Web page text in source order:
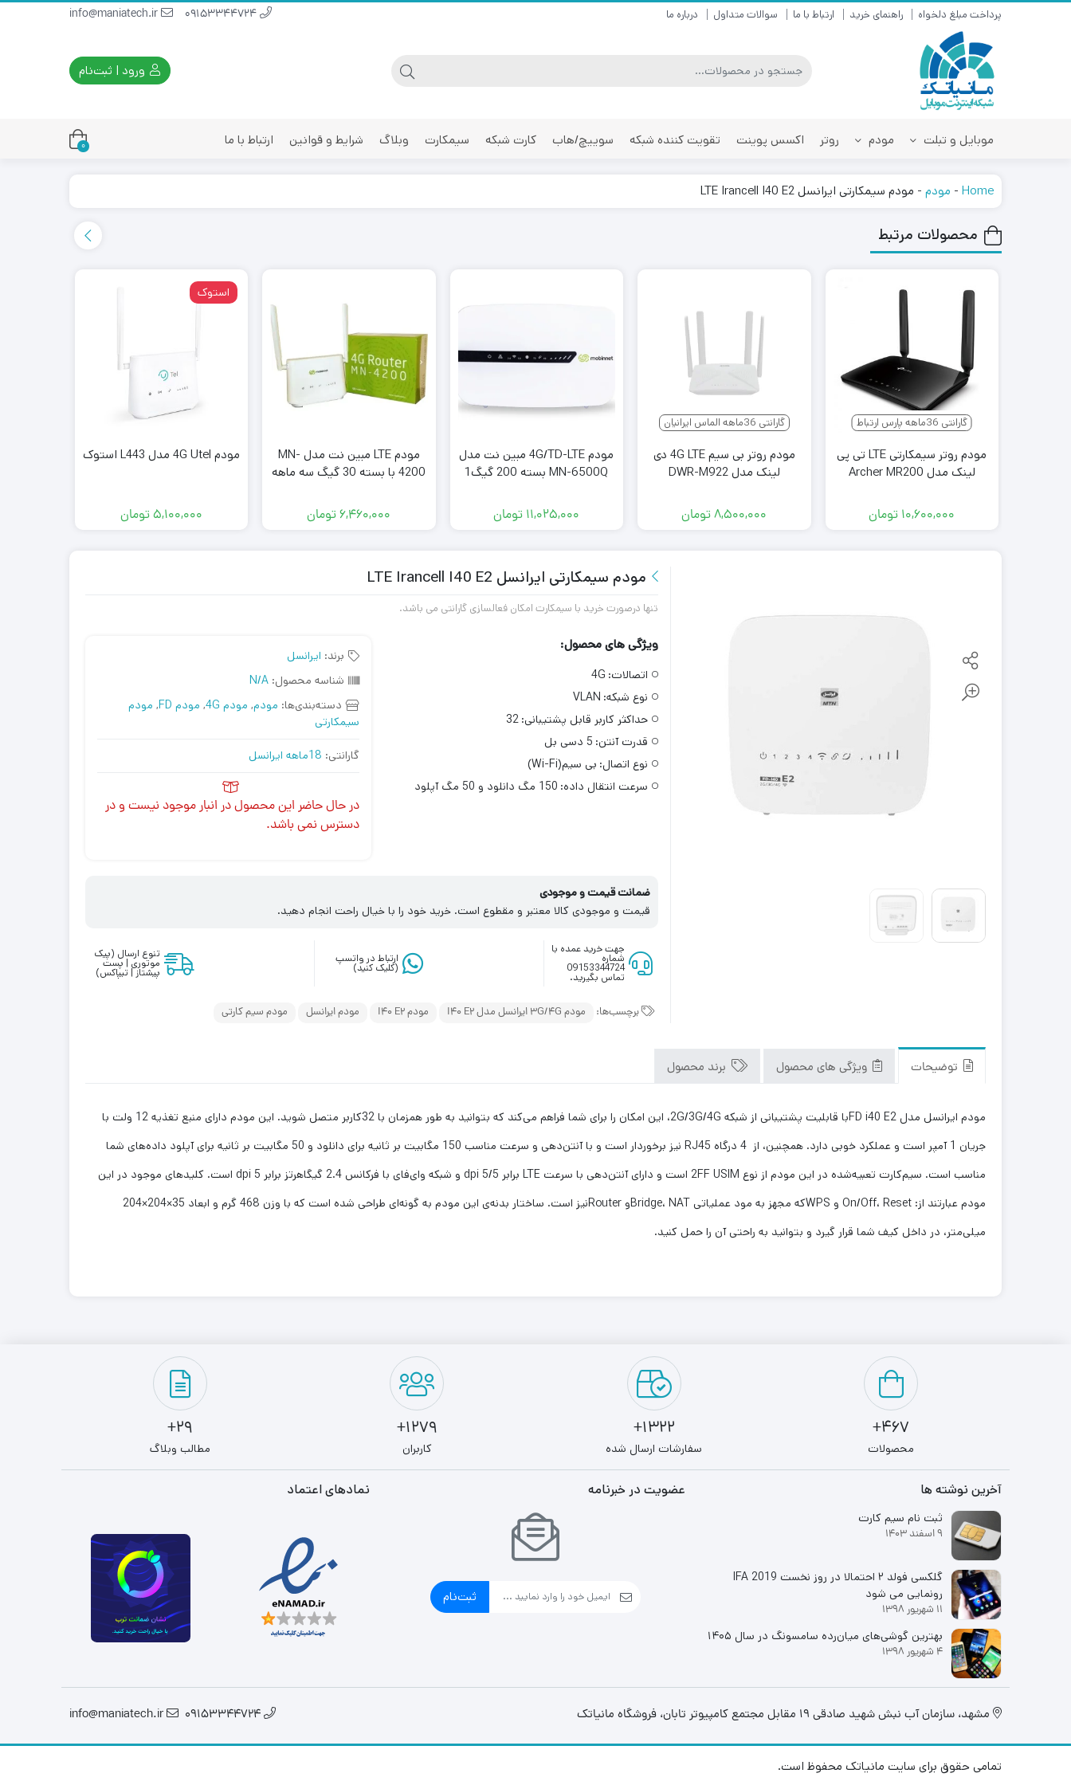
پرداخت مبلغ دلخواه راهنمای خرید ارتباط با ما سوالات متداول درباره ما
ورود | ثبت‌نام
موبایل و تبلت مودم روتر اکسس پوینت تقویت کننده شبکه سوییچ/هاب کارت شبکه سیمکارت وبلاگ شرایط و قوانین ارتباط با ما 0
Home
- مودم - مودم سیمکارتی ایرانسل LTE Irancell I40 E2
محصولات مرتبط
گارانتی 36ماهه پارس ارتباط
مودم روتر سیمکارتی LTE تی پی
لینک مدل Archer MR200
۱۰,۶۰۰,۰۰۰ تومان
گارانتی 36ماهه الماس ایرانیان
مودم روتر بی سیم 4G LTE دی
لینک مدل DWR-M922
۸,۵۰۰,۰۰۰تومان
مودم 4G/TD-LTE مبین نت مدل
MN-6500Q بسته 200 گیگ1
۱۱,۰۲۵,۰۰۰ تومان
مودم LTE مبین نت مدل MN-
4200 با بسته 30 گیگ سه ماهه
۶,۴۶۰,۰۰۰تومان
استوک
مودم 4G Utel مدل L443 استوک
۵,۱۰۰,۰۰۰تومان
مودم سیمکارتی ایرانسل LTE Irancell I40 E2
تنها درصورت خرید با سیمکارت امکان فعالسازی گارانتی می باشد.
ویژگی های محصول:
اتصالات: 4G
نوع شبکه: VLAN
حداکثر کاربر قابل پشتیبانی: 32
قدرت آنتن: 5 دسی بل
نوع اتصال: بی سیم(Wi-Fi)
سرعت انتقال داده: 150 مگ دانلود و 50 مگ آپلود
برند: ایرانسل
شناسه محصول: N/A
دسته‌بندی‌ها: مودم, مودم 4G , مودم FD , مودم
سیمکارتی
گارانتی: 18ماهه ایرانسل
در حال حاضر این محصول در انبار موجود نیست و در
دسترس نمی باشد.
ضمانت قیمت و موجودی
قیمت و موجودی کالا معتبر و مقطوع است. خرید خود را با خیال راحت انجام دهید.
جهت خرید عمده با
شماره
09153344724
تماس بگیرید.
ارتباط در واتسپ
(کلیک کنید)
تنوع ارسال (پیک
موتوری | پست
پیشتاز | تیپاکس)
برچسب‌ها: مودم 3G/4G ایرانسل مدل I40 E2 مودم I40 E2 مودم ایرانسل مودم سیم کارتی
توضیحات ویژگی های محصول برند محصول
مودم ایرانسل مدل FD i40 E2با قابلیت پشتیبانی از شبکه 2G/3G/4G، این امکان را برای شما فراهم می‌کند که بتوانید به طور همزمان با 32کاربر متصل شوید. این مودم دارای منبع تغذیه 12 ولت با
جریان 1 آمپر است و عملکرد خوبی دارد. همچنین، از 4 درگاه RJ45 نیز برخوردار است و با آنتن‌دهی و سرعت مناسب 150 مگابیت بر ثانیه برای دانلود و 50 مگابیت بر ثانیه برای آپلود داده‌های شما
مناسب است. سیم‌کارت تعبیه‌شده در این مودم از نوع 2FF USIM است و دارای آنتن‌دهی با سرعت LTE برابر dpi 5/5 و شبکه وای‌فای با فرکانس 2.4 گیگاهرتز برابر dpi 5 است. کلیدهای موجود در این
مودم عبارتند از: On/Off، Reset و WPSکه مجهز به مود عملیاتی Bridge، NATو Routerنیز است. ساختار بدنه‌ی این مودم به گونه‌ای طراحی شده است که با وزن 468 گرم و ابعاد 35×204×204
میلی‌متر، در داخل کیف شما قرار گیرد و بتوانید به راحتی آن را حمل کنید.
467+
محصولات
1322+
سفارشات ارسال شده
1279+
کاربران
29+
مطالب وبلاگ
آخرین نوشته ها
ثبت نام سیم کارت
9 اسفند 1403
گلکسی فولد ۲ احتمالا در روز نخست IFA 2019
رونمایی می شود
11 شهریور 1398
بهترین گوشی‌های میان‌رده سامسونگ در سال ۱۴۰۵
4 شهریور 1398
عضویت در خبرنامه
ثبت‌نام
نمادهای اعتماد
مشهد، سازمان آب نبش شهید صادقی 19 مقابل مجتمع کامپیوتر تابان، فروشگاه مانیاتک 09153344724
info@maniatech.ir
تمامی حقوق برای سایت مانیاتک محفوظ است.